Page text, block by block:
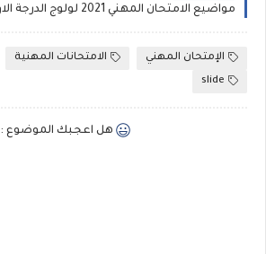
مواضيع الامتحان المهني 2021 لولوج الدرجة الاولى الثانوي الاعدادي
الإمتحان المهني الامتحانات المهنية
slide
هل اعجبك الموضوع :